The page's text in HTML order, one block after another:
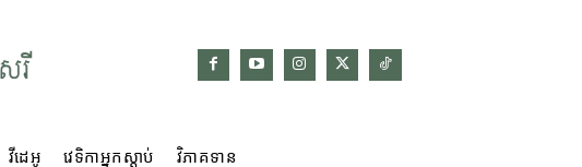
វីដេអូ វេទិកាអ្នកស្ដាប់ វិភាគទាន